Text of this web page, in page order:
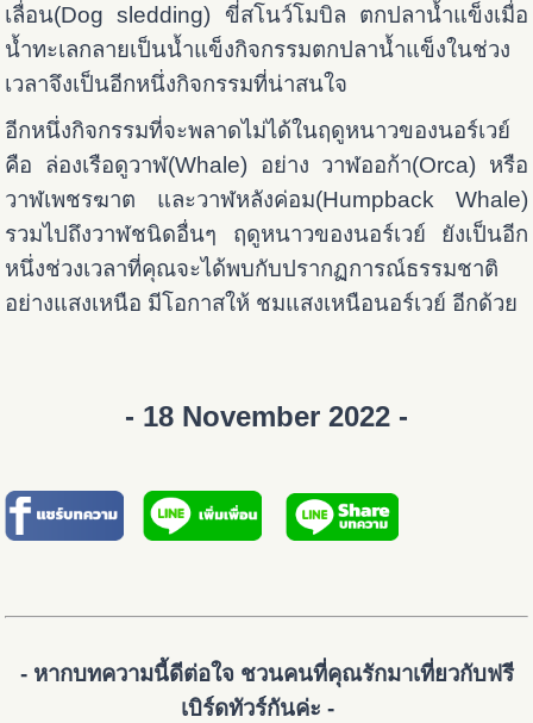
เลื่อน(Dog sledding) ขี่สโนว์โมบิล ตกปลาน้ำแข็งเมื่อ
น้ำทะเลกลายเป็นน้ำแข็งกิจกรรมตกปลาน้ำแข็งในช่วง
เวลาจึงเป็นอีกหนึ่งกิจกรรมที่น่าสนใจ
อีกหนึ่งกิจกรรมที่จะพลาดไม่ได้ในฤดูหนาวของนอร์เวย์
คือ ล่องเรือดูวาฬ(Whale) อย่าง วาฬออก้า(Orca) หรือ
วาฬเพชรฆาต และวาฬหลังค่อม(Humpback Whale)
รวมไปถึงวาฬชนิดอื่นๆ ฤดูหนาวของนอร์เวย์ ยังเป็นอีก
หนึ่งช่วงเวลาที่คุณจะได้พบกับปรากฏการณ์ธรรมชาติ
อย่างแสงเหนือ มีโอกาสให้ ชมแสงเหนือนอร์เวย์ อีกด้วย
- 18 November 2022 -
- หากบทความนี้ดีต่อใจ ชวนคนที่คุณรักมาเที่ยวกับฟรี
เบิร์ดทัวร์กันค่ะ -